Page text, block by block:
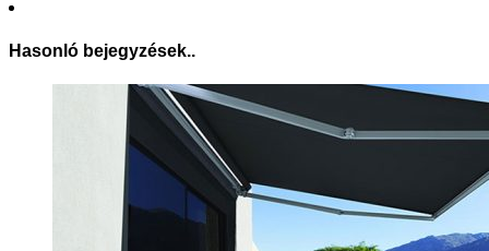
Hasonló bejegyzések..